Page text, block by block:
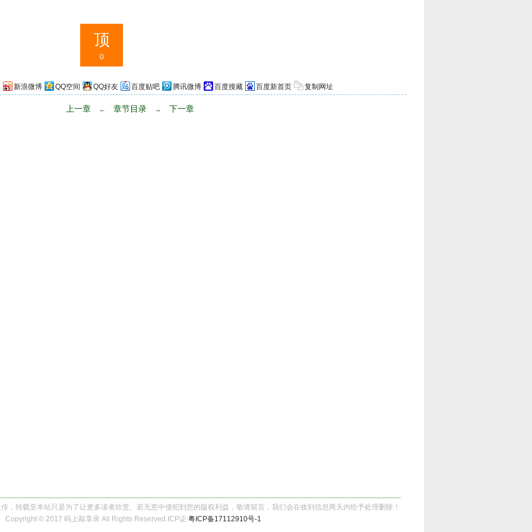
顶
0
新浪微博 QQ空间 QQ好友 百度贴吧 腾讯微博 百度搜藏 百度新首页 复制网址
上一章 ← 章节目录 → 下一章
，转载至本站只是为了让更多读者欣赏。若无意中侵犯到您的版权利益，敬请留言，我们会在收到信息两天内给予处理删除！
Copyright © 2017 码上敲享录 All Rights Reserved.ICP证:粤ICP备17112910号-1